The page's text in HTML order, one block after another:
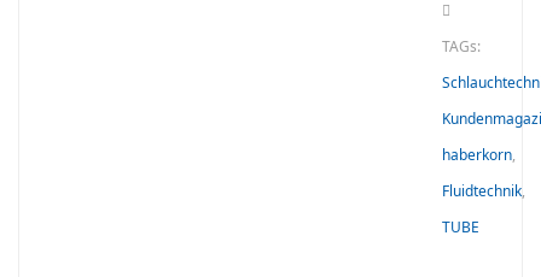
TAGs:
haberkorn,
Fluidtechnik,
TUBE